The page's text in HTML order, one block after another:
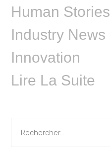
Human Stories
Industry News
Innovation
Lire La Suite